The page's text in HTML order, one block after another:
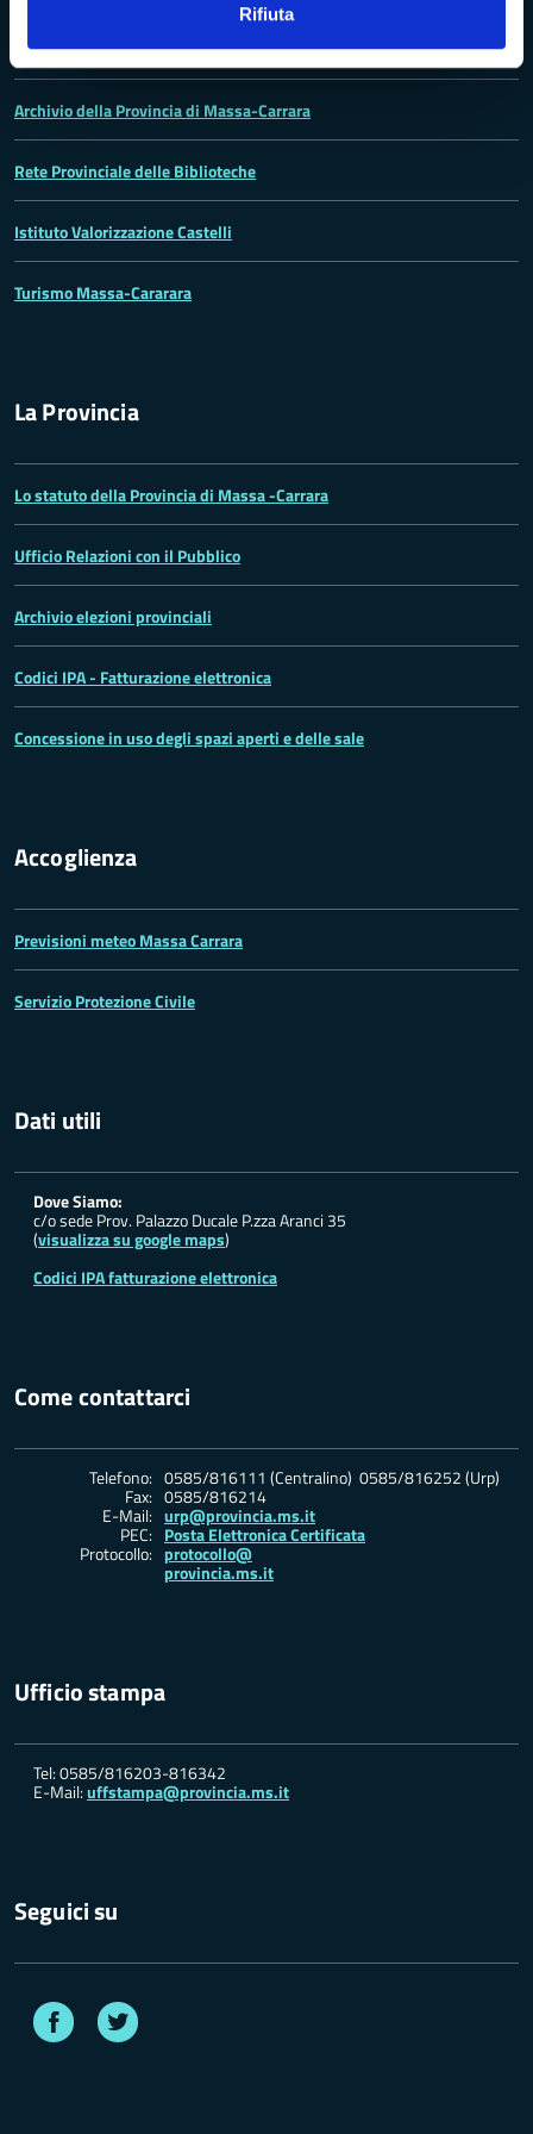
Rifiuta
Rete dei Musei, Terre dei Malaspina e delle Statue Stele
Archivio della Provincia di Massa-Carrara
Rete Provinciale delle Biblioteche
Istituto Valorizzazione Castelli
Turismo Massa-Cararara
La Provincia
Lo statuto della Provincia di Massa -Carrara
Ufficio Relazioni con il Pubblico
Archivio elezioni provinciali
Codici IPA - Fatturazione elettronica
Concessione in uso degli spazi aperti e delle sale
Accoglienza
Previsioni meteo Massa Carrara
Servizio Protezione Civile
Dati utili
Dove Siamo:
c/o sede Prov. Palazzo Ducale P.zza Aranci 35
(visualizza su google maps)
Codici IPA fatturazione elettronica
Come contattarci
Telefono: 0585/816111 (Centralino) 0585/816252 (Urp)
Fax: 0585/816214
E-Mail: urp@provincia.ms.it
PEC: Posta Elettronica Certificata
Protocollo: protocollo@
provincia.ms.it
Ufficio stampa
Tel: 0585/816203-816342
E-Mail:uffstampa@provincia.ms.it
Seguici su
Facebook